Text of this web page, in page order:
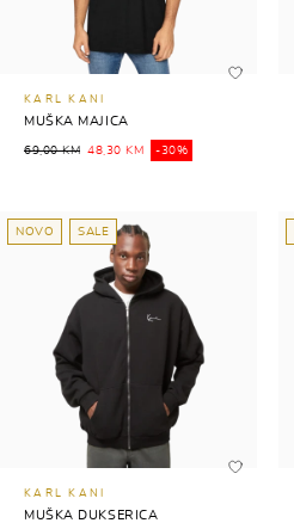
KARL KANI
MUŠKA MAJICA
69,00 KM 48,30 KM -30%
NOVO SALE
KARL KANI
MUŠKA DUKSERICA